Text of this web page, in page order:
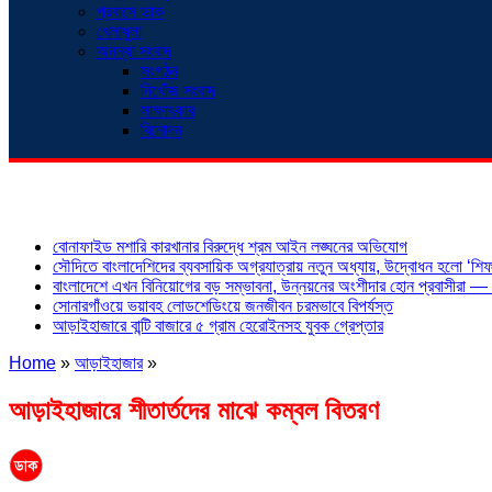
প্রবাসে ডাক
খেলাধুলা
অনন্যা সংবাদ
সংগঠন
নিখোঁজ সংবাদ
সাক্ষাৎকার
বিনোদন
বোনাফাইড মশারি কারখানার বিরুদ্ধে শ্রম আইন লঙ্ঘনের অভিযোগ
সৌদিতে বাংলাদেশিদের ব্যবসায়িক অগ্রযাত্রায় নতুন অধ্যায়, উদ্বোধন হলো ‘শিফা
বাংলাদেশে এখন বিনিয়োগের বড় সম্ভাবনা, উন্নয়নের অংশীদার হোন প্রবাসীরা
সোনারগাঁওয়ে ভয়াবহ লোডশেডিংয়ে জনজীবন চরমভাবে বিপর্যস্ত
আড়াইহাজারে বান্টি বাজারে ৫ গ্রাম হেরোইনসহ যুবক গ্রেপ্তার
Home » আড়াইহাজার»
আড়াইহাজারে শীতার্তদের মাঝে কম্বল বিতরণ